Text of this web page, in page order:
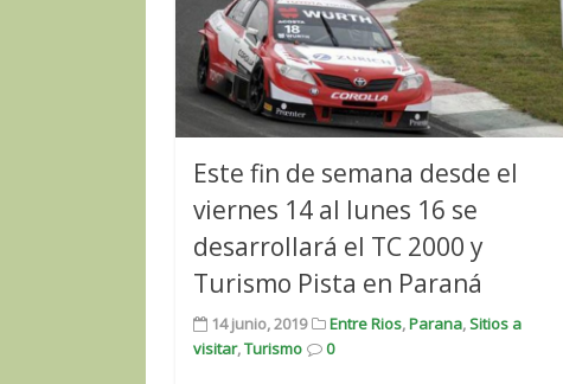
Este fin de semana desde el
viernes 14 al lunes 16 se
desarrollará el TC 2000 y
Turismo Pista en Paraná
14 junio, 2019 Entre Rios,Parana,Sitios a
visitar,Turismo 0